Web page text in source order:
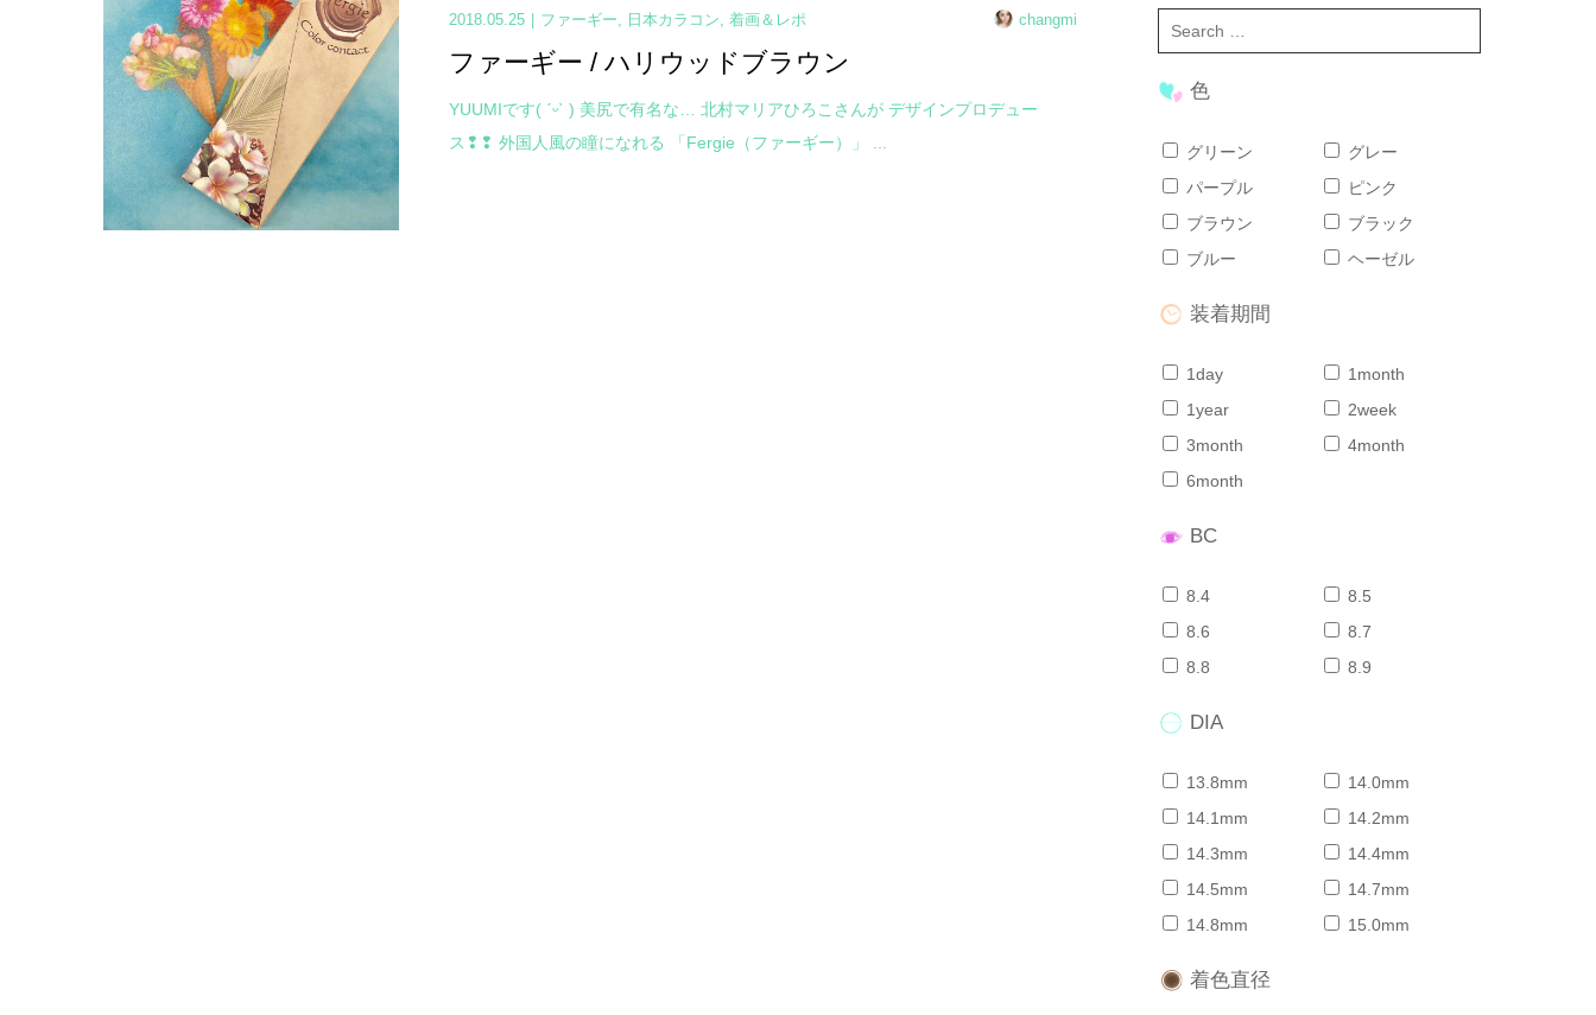
2018.05.25 ファーギー, 日本カラコン,着画＆レポ changmi
ファーギー / ハリウッドブラウン
YUUMIです( ˊᵕˋ ) 美尻で有名な… 北村マリアひろこさんが デザインプロデュー
ス❢❢ 外国人風の瞳になれる 「Fergie（ファーギー）」 ...
色
グリーン
グレー
パープル
ピンク
ブラウン
ブラック
ブルー
ヘーゼル
装着期間
1day
1month
1year
2week
3month
4month
6month
BC
8.4
8.5
8.6
8.7
8.8
8.9
DIA
13.8mm
14.0mm
14.1mm
14.2mm
14.3mm
14.4mm
14.5mm
14.7mm
14.8mm
15.0mm
着色直径